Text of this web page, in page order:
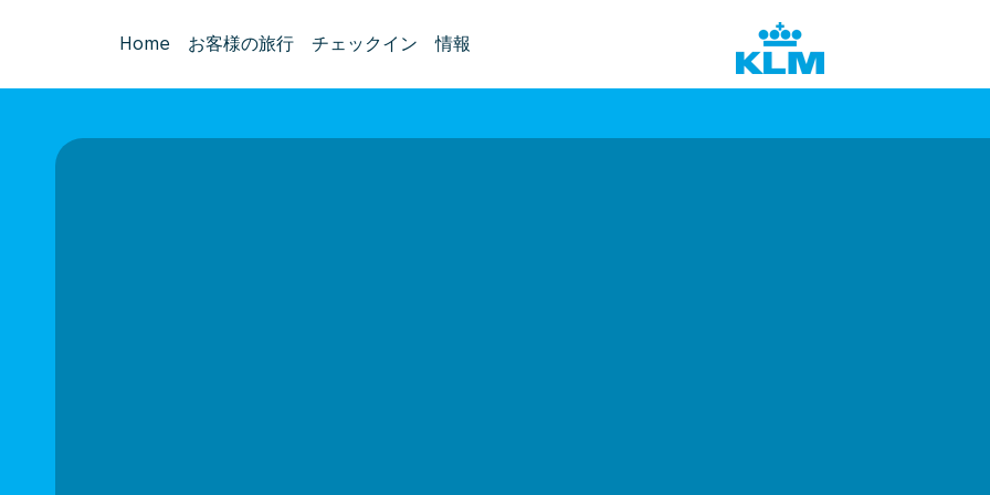
Home お客様の旅行 チェックイン 情報